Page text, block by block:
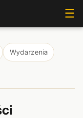
☰
Wydarzenia